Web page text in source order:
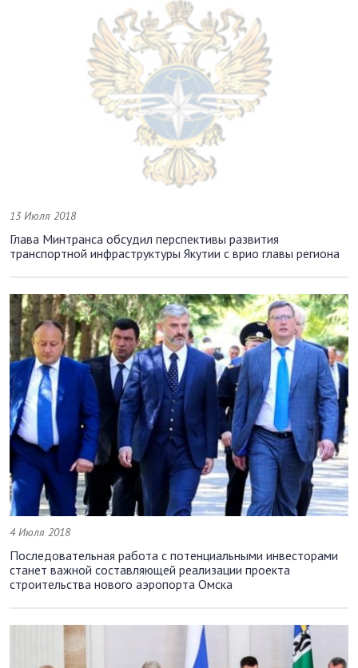
13 Июля 2018
Глава Минтранса обсудил перспективы развития
транспортной инфраструктуры Якутии с врио главы региона
4 Июля 2018
Последовательная работа с потенциальными инвесторами
станет важной составляющей реализации проекта
строительства нового аэропорта Омска